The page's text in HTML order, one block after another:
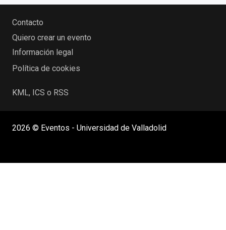
Contacto
Quiero crear un evento
Información legal
Política de cookies
KML, ICS o RSS
2026 © Eventos - Universidad de Valladolid